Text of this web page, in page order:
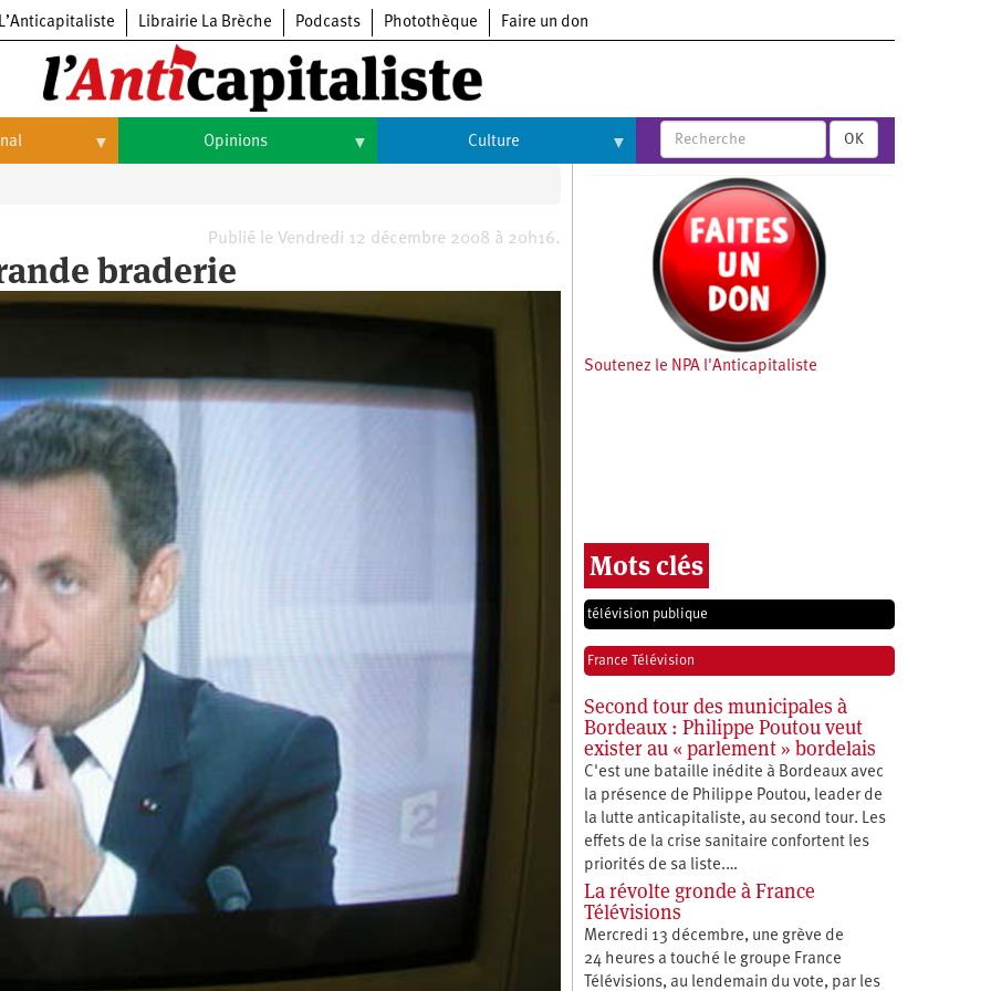
L’Anticapitaliste Librairie La Brèche Podcasts Photothèque Faire un don
Opinions Culture
Arts
Expositions
OK
Publié le Vendredi 12 décembre 2008 à 20h16.
braderie
Soutenez le NPA l'Anticapitaliste
Mots clés
télévision publique
France Télévision
Second tour des municipales à
Bordeaux : Philippe Poutou veut
exister au « parlement » bordelais
C'est une bataille inédite à Bordeaux avec
la présence de Philippe Poutou, leader de
la lutte anticapitaliste, au second tour. Les
effets de la crise sanitaire confortent les
priorités de sa liste.…
La révolte gronde à France
Télévisions
Mercredi 13 décembre, une grève de
24 heures a touché le groupe France
Télévisions, au lendemain du vote, par les